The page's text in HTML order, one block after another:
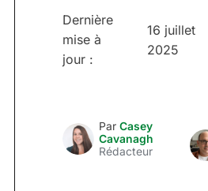
Dernière
mise à
jour :
16 juillet
2025
Par Casey
Cavanagh
Rédacteur